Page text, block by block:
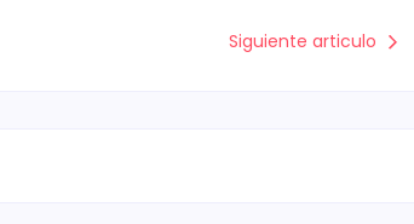
Siguiente articulo